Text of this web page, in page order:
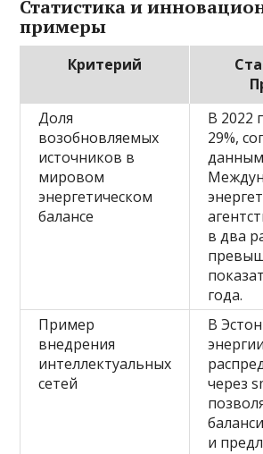
Статистика и
примеры
Критерий
Доля
возобновляемых
источников в
мировом
энергетическом
балансе
В 2022
29%,
данным
в два
года.
Пример
внедрения
интеллектуальных
сетей
В
энергии
через
и